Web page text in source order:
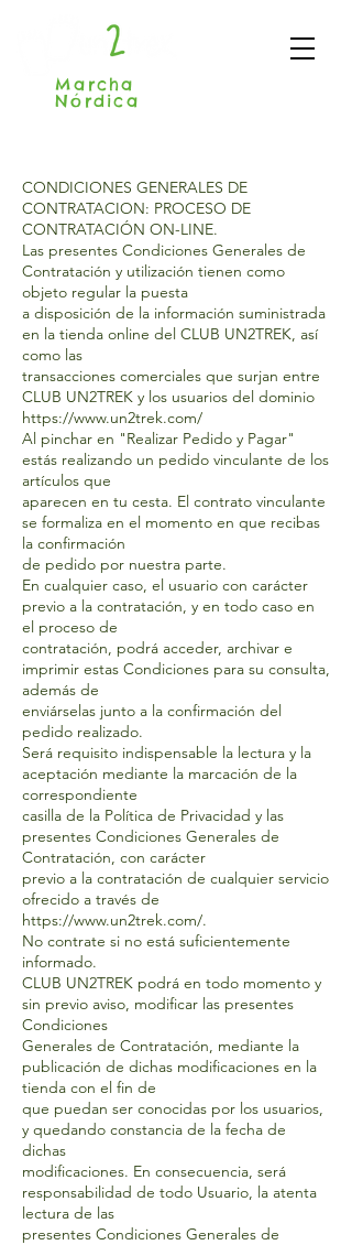
Marcha
Nórdica
CONDICIONES GENERALES DE
CONTRATACION: PROCESO DE
CONTRATACIÓN ON-LINE.
Las presentes Condiciones Generales de
Contratación y utilización tienen como
objeto regular la puesta
a disposición de la información suministrada
en la tienda online del CLUB UN2TREK, así
como las
transacciones comerciales que surjan entre
CLUB UN2TREK y los usuarios del dominio
https://www.un2trek.com/
Al pinchar en "Realizar Pedido y Pagar"
estás realizando un pedido vinculante de los
artículos que
aparecen en tu cesta. El contrato vinculante
se formaliza en el momento en que recibas
la confirmación
de pedido por nuestra parte.
En cualquier caso, el usuario con carácter
previo a la contratación, y en todo caso en
el proceso de
contratación, podrá acceder, archivar e
imprimir estas Condiciones para su consulta,
además de
enviárselas junto a la confirmación del
pedido realizado.
Será requisito indispensable la lectura y la
aceptación mediante la marcación de la
correspondiente
casilla de la Política de Privacidad y las
presentes Condiciones Generales de
Contratación, con carácter
previo a la contratación de cualquier servicio
ofrecido a través de
https://www.un2trek.com/.
No contrate si no está suficientemente
informado.
CLUB UN2TREK podrá en todo momento y
sin previo aviso, modificar las presentes
Condiciones
Generales de Contratación, mediante la
publicación de dichas modificaciones en la
tienda con el fin de
que puedan ser conocidas por los usuarios,
y quedando constancia de la fecha de
dichas
modificaciones. En consecuencia, será
responsabilidad de todo Usuario, la atenta
lectura de las
presentes Condiciones Generales de